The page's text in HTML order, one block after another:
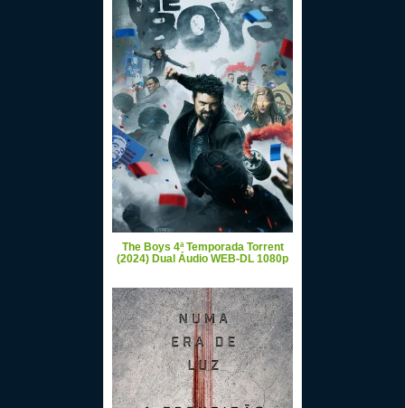
The Boys 4ª Temporada Torrent
(2024) Dual Áudio WEB-DL 1080p